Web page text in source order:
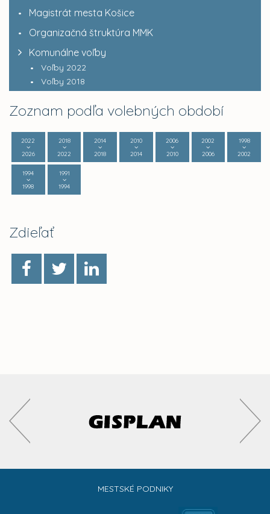
Magistrát mesta Košice
Organizačná štruktúra MMK
Komunálne voľby
Voľby 2022
Voľby 2018
Zoznam podľa volebných období
2022
2026
2018
2022
2014
2018
2010
2014
2006
2010
2002
2006
1998
2002
1994
1998
1991
1994
Zdieľať
MESTSKÉ PODNIKY